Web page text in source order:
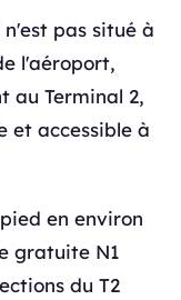
pas situé à
l'aéroport,
au Terminal 2,
et accessible à
en environ
gratuite N1
du T2